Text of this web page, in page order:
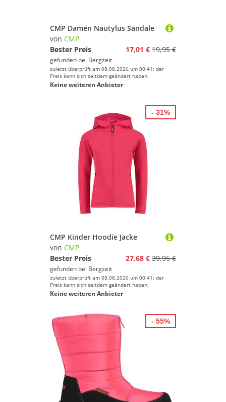
CMP Damen Nautylus Sandale
von CMP
Bester Preis
17,01 € 19,95 €
gefunden bei Bergzeit
zuletzt überprüft am 08.08.2026 um 00:41; der
Preis kann sich seitdem geändert haben.
Keine weiteren Anbieter
CMP Kinder Hoodie Jacke
von CMP
Bester Preis
27,68 € 39,95 €
gefunden bei Bergzeit
zuletzt überprüft am 08.08.2026 um 00:41; der
Preis kann sich seitdem geändert haben.
Keine weiteren Anbieter
- 31%
- 55%